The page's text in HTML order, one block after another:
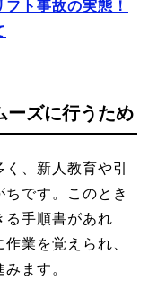
ト事故の実態！
ーズに行うため
、新人教育や引
です。このとき
る手順書があれ
業を覚えられ、
ます。